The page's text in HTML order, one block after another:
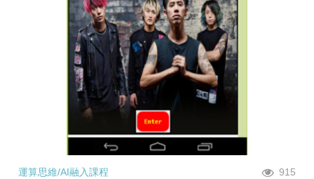
運算思維/AI融入課程 915